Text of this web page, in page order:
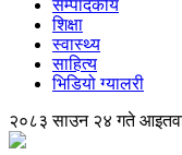
सम्पादकीय
शिक्षा
स्वास्थ्य
साहित्य
भिडियो ग्यालरी
२०८३ साउन २४ गते